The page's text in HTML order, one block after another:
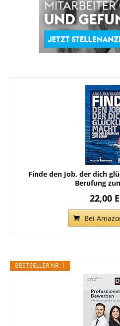
Finde den Job, der dich
Berufung
22,00
Bei
BESTSELLER NR. 1